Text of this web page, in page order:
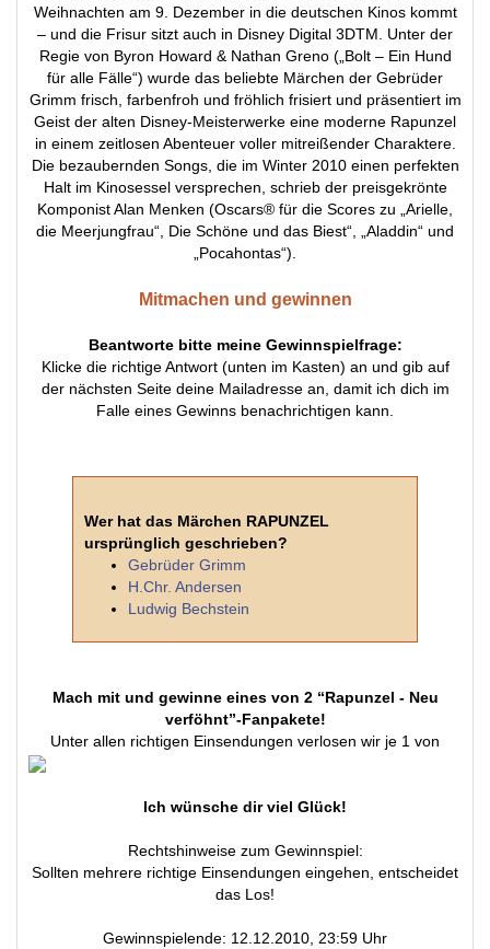
Weihnachten am 9. Dezember in die deutschen Kinos kommt
– und die Frisur sitzt auch in Disney Digital 3DTM. Unter der
Regie von Byron Howard & Nathan Greno („Bolt – Ein Hund
für alle Fälle“) wurde das beliebte Märchen der Gebrüder
Grimm frisch, farbenfroh und fröhlich frisiert und präsentiert im
Geist der alten Disney-Meisterwerke eine moderne Rapunzel
in einem zeitlosen Abenteuer voller mitreißender Charaktere.
Die bezaubernden Songs, die im Winter 2010 einen perfekten
Halt im Kinosessel versprechen, schrieb der preisgekrönte
Komponist Alan Menken (Oscars® für die Scores zu „Arielle,
die Meerjungfrau“, Die Schöne und das Biest“, „Aladdin“ und
„Pocahontas“).
Mitmachen und gewinnen
Beantworte bitte meine Gewinnspielfrage:
Klicke die richtige Antwort (unten im Kasten) an und gib auf
der nächsten Seite deine Mailadresse an, damit ich dich im
Falle eines Gewinns benachrichtigen kann.
Wer hat das Märchen RAPUNZEL
ursprünglich geschrieben?
Gebrüder Grimm
H.Chr. Andersen
Ludwig Bechstein
Mach mit und gewinne eines von 2 “Rapunzel - Neu
verföhnt”-Fanpakete!
Unter allen richtigen Einsendungen verlosen wir je 1 von
Ich wünsche dir viel Glück!
Rechtshinweise zum Gewinnspiel:
Sollten mehrere richtige Einsendungen eingehen, entscheidet
das Los!
Gewinnspielende: 12.12.2010, 23:59 Uhr